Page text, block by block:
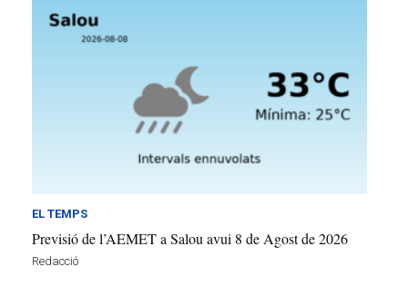
EL TEMPS
Previsió de l’AEMET a Salou avui 8 de Agost de 2026
Redacció